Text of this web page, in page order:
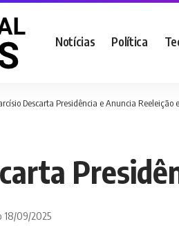
Notícias Política
Descarta Presidência e Anuncia Reeleição
18/09/2025